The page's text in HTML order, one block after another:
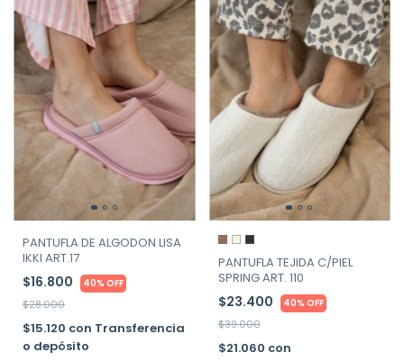
PANTUFLA DE ALGODON LISA
IKKI ART.17
$16.800 40% OFF
$28.000
$15.120 con Transferencia
o depósito
PANTUFLA TEJIDA C/PIEL
SPRING ART. 110
$23.400 40% OFF
$39.000
$21.060 con